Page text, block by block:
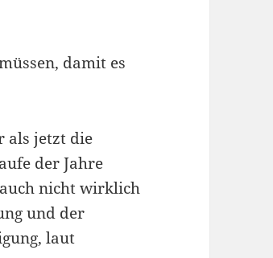
damit es
als jetzt die
der Jahre
nicht wirklich
und der
laut